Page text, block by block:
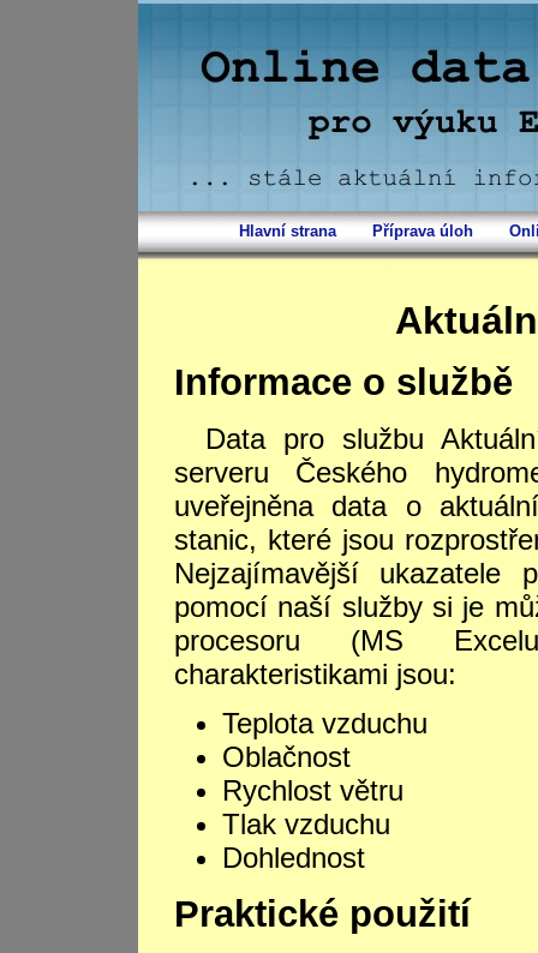
Hlavní strana Příprava úloh
Informace o službě
Data pro službu
serveru Českého
uveřejněna data o
stanic, které jsou
Nejzajímavější
pomocí naší služby si je
procesoru (MS
charakteristikami jsou:
Teplota vzduchu
Oblačnost
Rychlost větru
Tlak vzduchu
Dohlednost
Praktické použití